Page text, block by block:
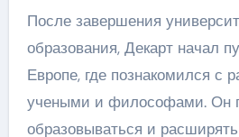
После завершения
образования, Декарт начал
Европе, где познакомился с
учеными и философами. Он
образовываться и